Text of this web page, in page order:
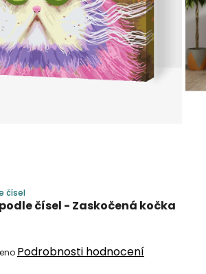
čísel
čísel - Zaskočená kočka
Podrobnosti hodnocení